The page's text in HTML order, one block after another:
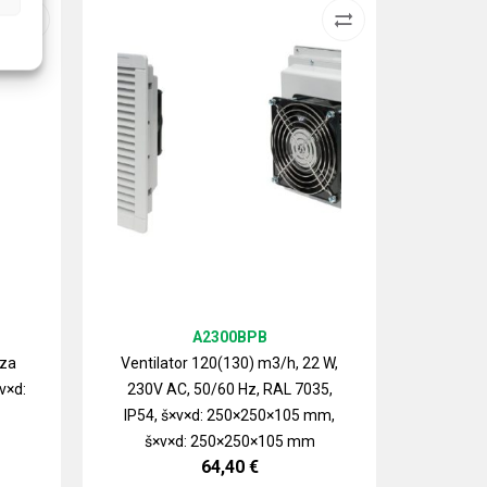
Ventilator 120(130) m3/h, 22 W,
230V AC, 50/60 Hz, RAL 7035,
IP54, š×v×d: 250×250×105 mm,
š×v×d: 250×250×105 mm
A2300BPB
64,40 €